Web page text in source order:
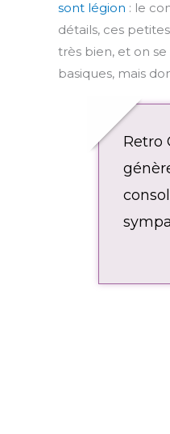
sont légion : le
détails, ces
très bien, et on
basiques, mais
Retro